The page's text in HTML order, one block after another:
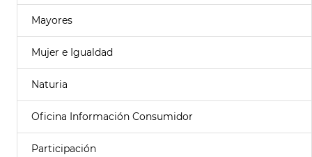
Mayores
Mujer e Igualdad
Naturia
Oficina Información Consumidor
Participación